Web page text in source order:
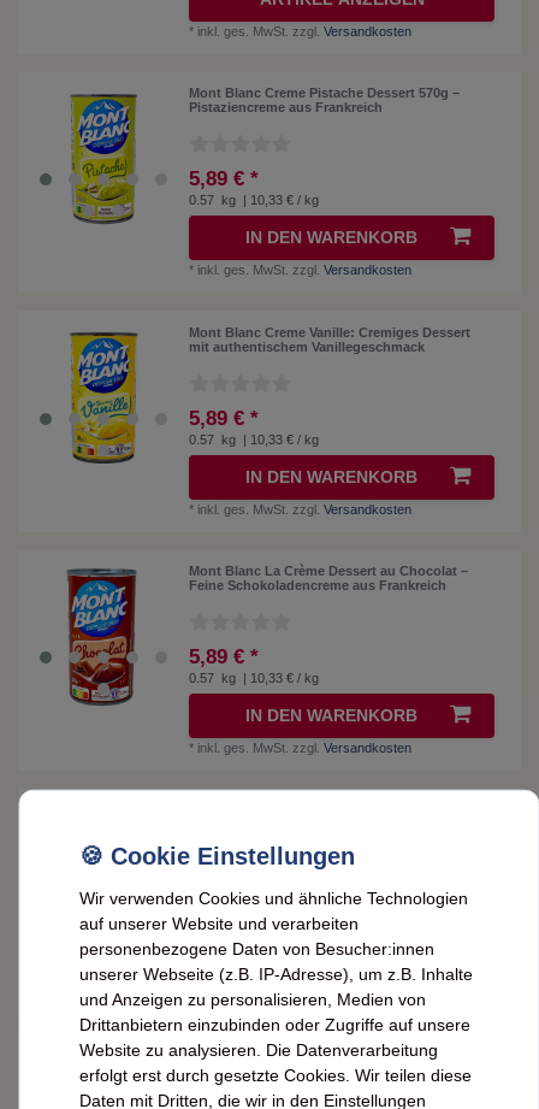
* inkl. ges. MwSt. zzgl.Versandkosten
Mont Blanc Creme Pistache Dessert 570g –
Pistaziencreme aus Frankreich
5,89 € *
0.57 kg | 10,33 € / kg
IN DEN WARENKORB
* inkl. ges. MwSt. zzgl.Versandkosten
Mont Blanc Creme Vanille: Cremiges Dessert
mit authentischem Vanillegeschmack
5,89 € *
0.57 kg | 10,33 € / kg
IN DEN WARENKORB
* inkl. ges. MwSt. zzgl.Versandkosten
Mont Blanc La Crème Dessert au Chocolat –
Feine Schokoladencreme aus Frankreich
5,89 € *
0.57 kg | 10,33 € / kg
IN DEN WARENKORB
* inkl. ges. MwSt. zzgl.Versandkosten
5,89 € *
500 gr. | 11,78 € / kg
ARTIKEL ANZEIGEN
inkl. ges. MwSt. zzgl. Versandkosten
Mont Blanc Praliné Nougat Dessertcreme –
Süßes Genusserlebnis für jeden Tag 570 Gr.
Wir verwenden Cookies und ähnliche Technologien
auf unserer Website und verarbeiten
personenbezogene Daten von Besucher:innen
unserer Webseite (z.B. IP-Adresse), um z.B. Inhalte
und Anzeigen zu personalisieren, Medien von
Drittanbietern einzubinden oder Zugriffe auf unsere
Website zu analysieren. Die Datenverarbeitung
erfolgt erst durch gesetzte Cookies. Wir teilen diese
Daten mit Dritten, die wir in den Einstellungen